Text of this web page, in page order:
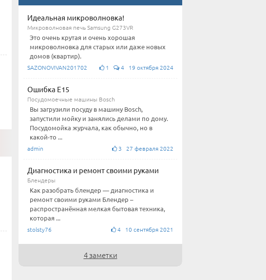
Идеальная микроволновка!
Микроволновая печь Samsung G273VR
Это очень крутая и очень хорошая
микроволновка для старых или даже новых
домов (квартир).
SAZONOVIVAN201702 1 4 19 октября 2024
Ошибка E15
Посудомоечные машины Bosch
Вы загрузили посуду в машину Bosch,
запустили мойку и занялись делами по дому.
Посудомойка журчала, как обычно, но в
какой-то ...
admin 3 27 февраля 2022
Диагностика и ремонт своими руками
Блендеры
Как разобрать блендер — диагностика и
ремонт своими руками Блендер –
распространённая мелкая бытовая техника,
которая ...
stolsty76 4 10 сентября 2021
4 заметки